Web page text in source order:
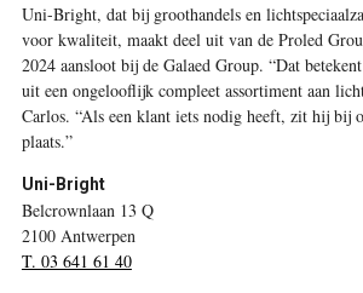
Uni-Bright, dat bij groothandels en
voor kwaliteit, maakt deel uit van de Proled
2024 aansloot bij de Galaed Group. “Dat
uit een ongelooflijk compleet assortiment aan
Carlos. “Als een klant iets nodig heeft, zit hij bij
plaats.”
Uni-Bright
Belcrownlaan 13 Q
2100 Antwerpen
T. 03 641 61 40